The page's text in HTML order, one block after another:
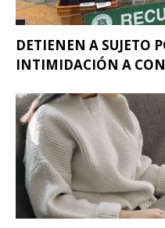
DETIENEN A SUJETO
INTIMIDACIÓN A